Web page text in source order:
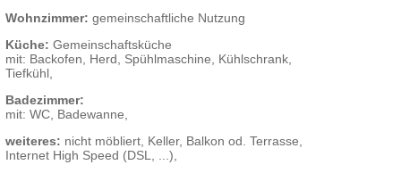
Wohnzimmer: gemeinschaftliche Nutzung
Küche: Gemeinschaftsküche
mit: Backofen, Herd, Spühlmaschine, Kühlschrank,
Tiefkühl,
Badezimmer:
mit: WC, Badewanne,
weiteres: nicht möbliert, Keller, Balkon od. Terrasse,
Internet High Speed (DSL, ...),